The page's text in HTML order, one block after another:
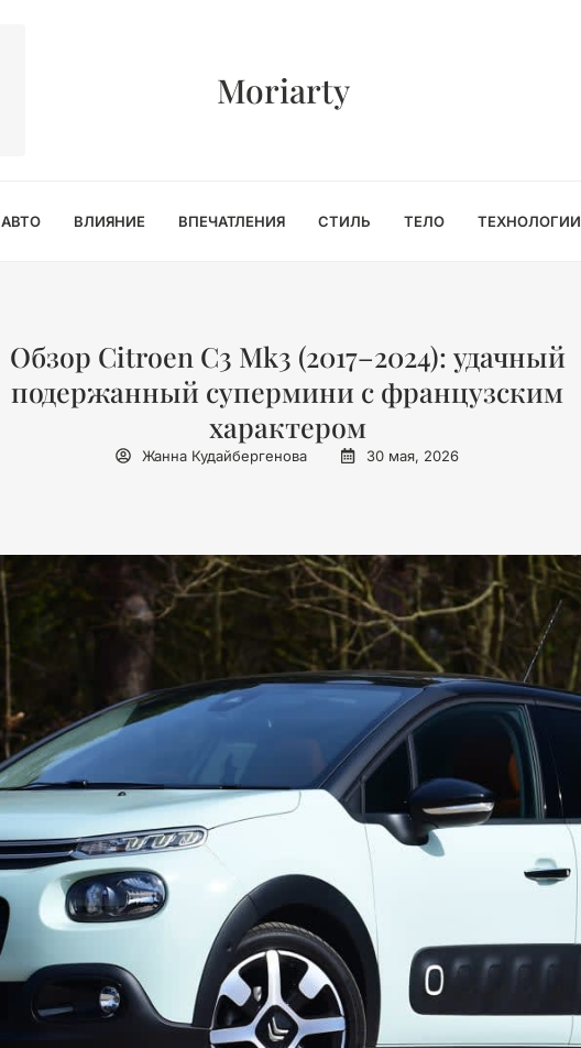
Moriarty
АВТО ВЛИЯНИЕ ВПЕЧАТЛЕНИЯ СТИЛЬ ТЕЛО ТЕХНОЛОГИИ
Обзор Citroen C3 Mk3 (2017–2024): удачный
подержанный супермини с французским
характером
Жанна Кудайбергенова 30 мая, 2026